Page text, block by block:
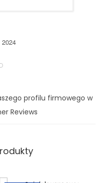
2024
profilu firmowego w
Reviews